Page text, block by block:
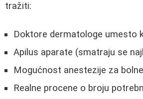
tražiti:
Doktore dermatologe umesto
Apilus aparate (smatraju se
Mogućnost anestezije za
Realne procene o broju